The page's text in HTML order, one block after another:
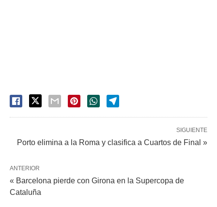
SIGUIENTE
Porto elimina a la Roma y clasifica a Cuartos de Final »
ANTERIOR
« Barcelona pierde con Girona en la Supercopa de
Cataluña